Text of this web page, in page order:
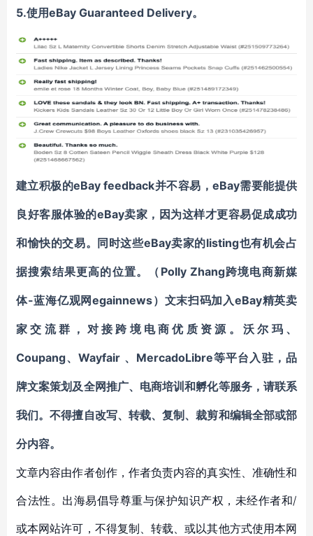
5.使用eBay Guaranteed Delivery。
建立积极的eBay feedback并不容易， eBay需要能提供
良好客服体验的eBay卖家，因为这样才更容易促成成功
和愉快的交易。 同时这些eBay卖家的listing也有机会占
据搜索结果更高的位置。 （ Polly Zhang跨境电商新媒
体-蓝海亿观网egainnews）文末扫码加入eBay精英卖
家交流群 ，对接跨境电商优质资源。沃尔玛、
Coupang、Wayfair 、 MercadoLibre等平台入驻 ，品
牌文案策划及全网推广、电商培训和孵化等服务，请联系
我们。不得擅自改写、转载、复制、裁剪和编辑全部或部
分内容。
文章内容由作者创作，作者负责内容的真实性、准确性和
合法性。出海易倡导尊重与保护知识产权，未经作者和/
或本网站许可，不得复制、转载、或以其他方式使用本网